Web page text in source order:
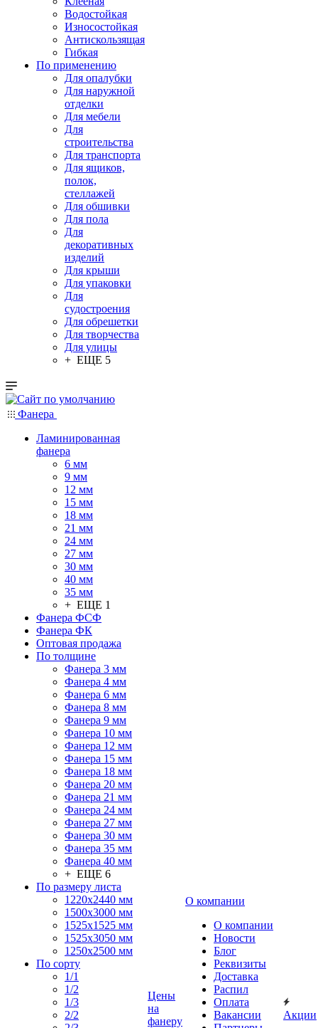
Водостойкая
Износостойкая
Антискользящая
Гибкая
По применению
Для опалубки
Для наружной
отделки
Для мебели
Для
строительства
Для транспорта
Для ящиков,
полок,
стеллажей
Для обшивки
Для пола
Для
декоративных
изделий
Для крыши
Для упаковки
Для
судостроения
Для обрешетки
Для творчества
Для улицы
+ ЕЩЕ 5
Фанера
Ламинированная
фанера
6 мм
9 мм
12 мм
15 мм
18 мм
21 мм
24 мм
27 мм
30 мм
40 мм
35 мм
+ ЕЩЕ 1
Фанера ФСФ
Фанера ФК
Оптовая продажа
По толщине
Фанера 3 мм
Фанера 4 мм
Фанера 6 мм
Фанера 8 мм
Фанера 9 мм
Фанера 10 мм
Фанера 12 мм
Фанера 15 мм
Фанера 18 мм
Фанера 20 мм
Фанера 21 мм
Фанера 24 мм
Фанера 27 мм
Фанера 30 мм
Фанера 35 мм
Фанера 40 мм
+ ЕЩЕ 6
По размеру листа
1220х2440 мм
1500х3000 мм
1525x1525 мм
1525х3050 мм
1250х2500 мм
По сорту
1/1
1/2
1/3
2/2
Цены
на
фанеру
О компании
О компании
Новости
Блог
Реквизиты
Доставка
Распил
Оплата
Вакансии
Акции